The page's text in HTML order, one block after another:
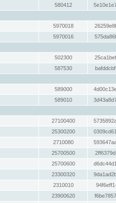
580412
5970018
5970016
502300
587530
589000
589010
27100400
25300200
2710080
25700500
25700600
23300320
2310010
23900620